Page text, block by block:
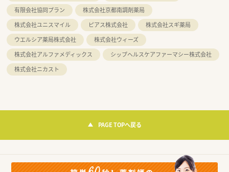
有限会社協同プラン
株式会社京都南調剤薬局
株式会社ユニスマイル
ピアス株式会社
株式会社スギ薬局
ウエルシア薬局株式会社
株式会社ウィーズ
株式会社アルファメディックス
シップヘルスケアファーマシー株式会社
株式会社ニカスト
PAGE TOPへ戻る